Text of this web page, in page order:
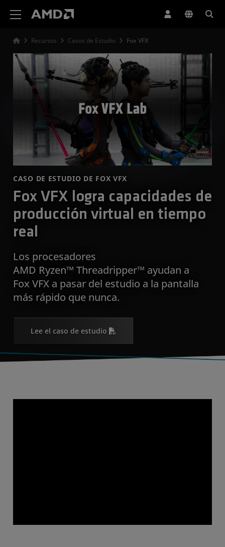
Recursos Casos de Estudio Fox VFX
CASO DE ESTUDIO DE FOX VFX
Fox VFX logra capacidades de
producción virtual en tiempo
real
Los procesadores
AMD Ryzen™ Threadripper™ ayudan a
Fox VFX a pasar del estudio a la pantalla
más rápido que nunca.
Lee el caso de estudio